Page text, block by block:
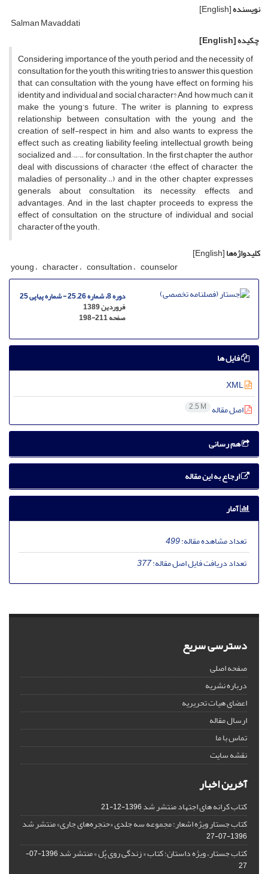
نویسنده[English]
Salman Mavaddati
چکیده[English]
Considering importance of the youth period and the necessity of
consultation for the youth, this writing tries to answer this question
that, can consultation with the young have effect on forming his
identity and individual and social character? And how much can it
make the young’s future. The writer is planning to express
relationship between consultation with the young and the
creation of self-respect in him, and also wants to express the
effect such as creating liability feeling, intellectual growth, being
socialized and,…… for consultation. In the first chapter the author
deal with discussions of character (the effect of character, the
maladies of personality…) and in the other chapter expresses
generals about consultation, its necessity, effects, and
advantages. And in the last chapter proceeds to express the
effect of consultation on the structure of individual and social
character of the youth.
کلیدواژه‌ها[English]
young character consultation counselor
دوره 8، شماره 25.26 - شماره پیاپی 25
فروردین 1389
صفحه198-211
فایل ها
اصل مقاله 2.5 M
هم رسانی
ارجاع به این مقاله
آمار
تعداد مشاهده مقاله:499
تعداد دریافت فایل اصل مقاله:377
دسترسی سریع
صفحه اصلی
درباره نشریه
اعضای هیات تحریریه
ارسال مقاله
تماس با ما
نقشه سایت
آخرین اخبار
کتاب کرانه های اجتهاد منتشر شد1396-12-21
کتاب جستار ویژه اشعار؛ مجموعه سه جلدی «حنجره‌های جاری» منتشر شد
1396-07-27
کتاب جستار، ویژه داستان؛ کتاب « زندگی روی پُل » منتشر شد
1396-07-
27